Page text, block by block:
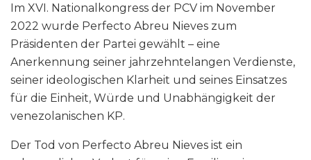
Im XVI. Nationalkongress der PCV im November
2022 wurde Perfecto Abreu Nieves zum
Präsidenten der Partei gewählt – eine
Anerkennung seiner jahrzehntelangen Verdienste,
seiner ideologischen Klarheit und seines Einsatzes
für die Einheit, Würde und Unabhängigkeit der
venezolanischen KP.
Der Tod von Perfecto Abreu Nieves ist ein